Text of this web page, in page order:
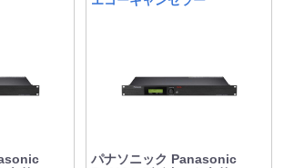
パナソニック Panasonic